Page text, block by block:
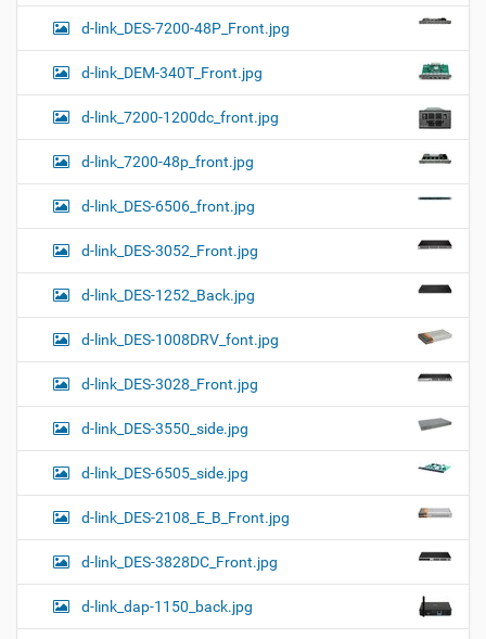
d-link_DES-7200-48P_Front.jpg
d-link_DEM-340T_Front.jpg
d-link_7200-1200dc_front.jpg
d-link_7200-48p_front.jpg
d-link_DES-6506_front.jpg
d-link_DES-3052_Front.jpg
d-link_DES-1252_Back.jpg
d-link_DES-1008DRV_font.jpg
d-link_DES-3028_Front.jpg
d-link_DES-3550_side.jpg
d-link_DES-6505_side.jpg
d-link_DES-2108_E_B_Front.jpg
d-link_DES-3828DC_Front.jpg
d-link_dap-1150_back.jpg